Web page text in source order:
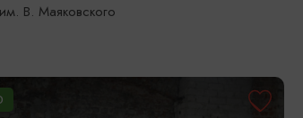
В. Маяковского